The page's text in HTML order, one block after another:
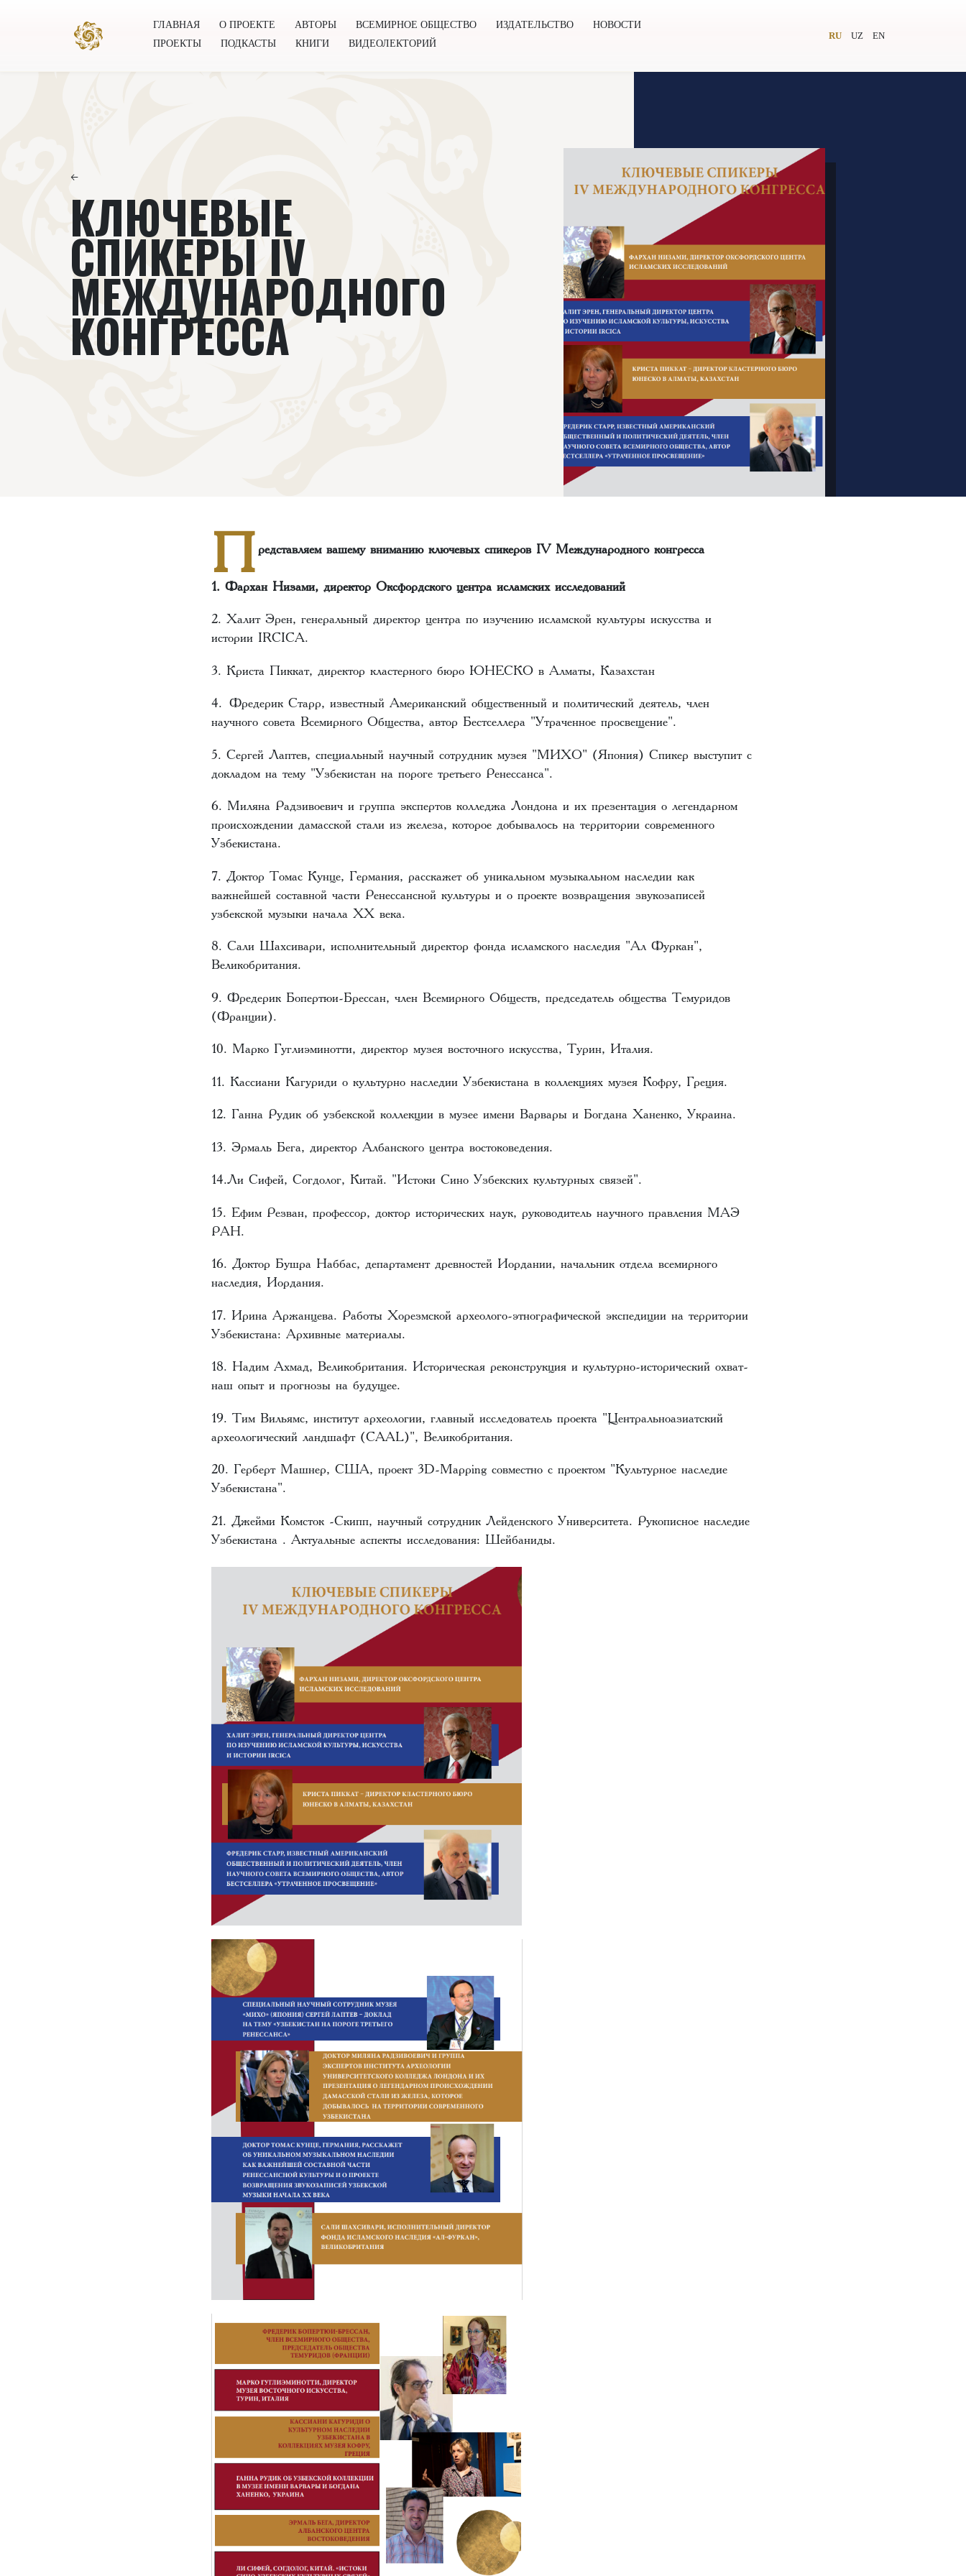
ГЛАВНАЯ О ПРОЕКТЕ АВТОРЫ ВСЕМИРНОЕ ОБЩЕСТВО ИЗДАТЕЛЬСТВО
НОВОСТИ
ПРОЕКТЫ
ПОДКАСТЫ КНИГИ ВИДЕОЛЕКТОРИЙ
RU UZ EN
←
КЛЮЧЕВЫЕ
СПИКЕРЫ IV
МЕЖДУНАРОДНОГО
КОНГРЕССА
П редставляем вашему вниманию ключевых спикеров IV Международного конгресса
1. Фархан Низами, директор Оксфордского центра исламских исследований
2. Халит Эрен, генеральный директор центра по изучению исламской культуры искусства и
истории IRCICA.
3. Криста Пиккат, директор кластерного бюро ЮНЕСКО в Алматы, Казахстан
4. Фредерик Старр, известный Американский общественный и политический деятель, член
научного совета Всемирного Общества, автор Бестселлера "Утраченное просвещение".
5. Сергей Лаптев, специальный научный сотрудник музея "МИХО" (Япония) Спикер выступит с
докладом на тему "Узбекистан на пороге третьего Ренессанса".
6. Миляна Радзивоевич и группа экспертов колледжа Лондона и их презентация о легендарном
происхождении дамасской стали из железа, которое добывалось на территории современного
Узбекистана.
7. Доктор Томас Кунце, Германия, расскажет об уникальном музыкальном наследии как
важнейшей составной части Ренессансной культуры и о проекте возвращения звукозаписей
узбекской музыки начала XX века.
8. Сали Шахсивари, исполнительный директор фонда исламского наследия "Ал Фуркан",
Великобритания.
9. Фредерик Бопертюи-Брессан, член Всемирного Обществ, председатель общества Темуридов
(Франции).
10. Марко Гуглиэминотти, директор музея восточного искусства, Турин, Италия.
11. Кассиани Кагуриди о культурно наследии Узбекистана в коллекциях музея Кофру, Греция.
12. Ганна Рудик об узбекской коллекции в музее имени Варвары и Богдана Ханенко, Украина.
13. Эрмаль Бега, директор Албанского центра востоковедения.
14.Ли Сифей, Согдолог, Китай. "Истоки Сино Узбекских культурных связей".
15. Ефим Резван, профессор, доктор исторических наук, руководитель научного правления МАЭ
РАН.
16. Доктор Бушра Наббас, департамент древностей Иордании, начальник отдела всемирного
наследия, Иордания.
17. Ирина Аржанцева. Работы Хорезмской археолого-этнографической экспедиции на территории
Узбекистана: Архивные материалы.
18. Надим Ахмад, Великобритания. Историческая реконструкция и культурно-исторический охват-
наш опыт и прогнозы на будущее.
19. Тим Вильямс, институт археологии, главный исследователь проекта "Центральноазиатский
археологический ландшафт (CAAL)", Великобритания.
20. Герберт Машнер, США, проект 3D-Mapping совместно с проектом "Культурное наследие
Узбекистана".
21. Джейми Комсток -Скипп, научный сотрудник Лейденского Университета. Рукописное наследие
Узбекистана . Актуальные аспекты исследования: Шейбаниды.